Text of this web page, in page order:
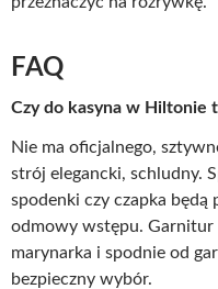
FAQ
Czy do kasyna w Hiltonie
Nie ma oficjalnego,
strój elegancki, schludny.
spodenki czy czapka
odmowy wstępu. Garnitur
marynarka i spodnie od
bezpieczny wybór.